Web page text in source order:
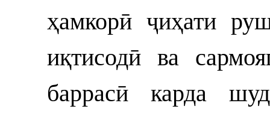
ҳамкорӣ ҷиҳати
иқтисодӣ ва
баррасӣ карда